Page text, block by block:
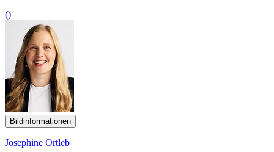
()
Bildinformationen
Josephine Ortleb